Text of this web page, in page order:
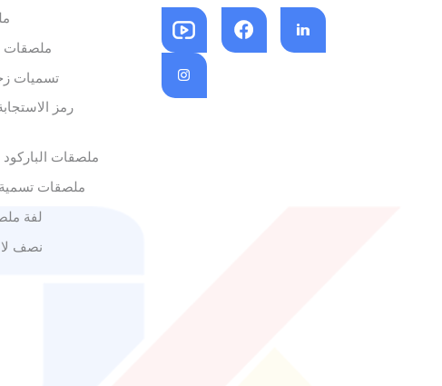
ملصقات
تسميات
رمز
ملصقات الباركود
ملصقات
لفة
نصف